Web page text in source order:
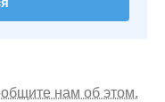
нам об этом.